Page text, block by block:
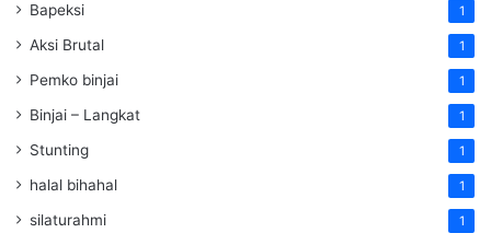
Bapeksi 1
Aksi Brutal 1
Pemko binjai 1
Binjai – Langkat 1
Stunting 1
halal bihahal 1
silaturahmi 1